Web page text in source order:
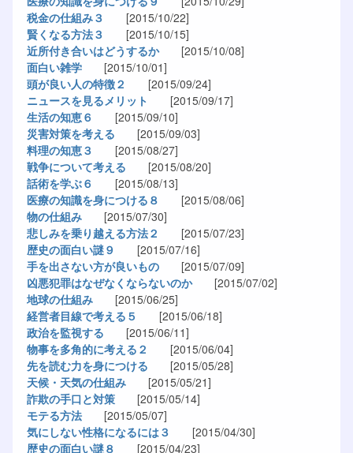
税金の仕組み３ [2015/10/22]
賢くなる方法３ [2015/10/15]
近所付き合いはどうするか[2015/10/08]
面白い雑学[2015/10/01]
頭が良い人の特徴２
[2015/09/24]
ニュースを見るメリット [2015/09/17]
生活の知恵６
[2015/09/10]
災害対策を考える [2015/09/03]
料理の知恵３ [2015/08/27]
戦争について考える [2015/08/20]
話術を学ぶ６
[2015/08/13]
医療の知識を身につける８ [2015/08/06]
物の仕組み[2015/07/30]
悲しみを乗り越える方法２
[2015/07/23]
歴史の面白い謎９
[2015/07/16]
手を出さない方が良いもの[2015/07/09]
凶悪犯罪はなぜなくならないのか[2015/07/02]
地球の仕組み[2015/06/25]
経営者目線で考える５
[2015/06/18]
政治を監視する [2015/06/11]
物事を多角的に考える２
[2015/06/04]
先を読む力を身につける [2015/05/28]
天候・天気の仕組み[2015/05/21]
詐欺の手口と対策[2015/05/14]
モテる方法[2015/05/07]
気にしない性格になるには３ [2015/04/30]
歴史の面白い謎８ [2015/04/23]